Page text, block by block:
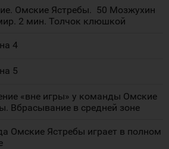
Омские Ястребы. 50 Мозжухин
2 мин. Толчок клюшкой
4
5
«вне игры» у команды Омские
Вбрасывание в средней зоне
Омские Ястребы играет в полном